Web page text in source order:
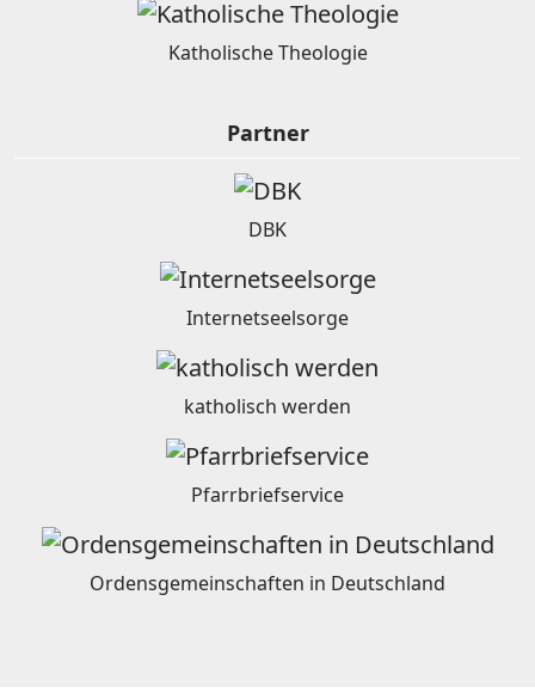
Katholische Theologie
Partner
DBK
Internetseelsorge
katholisch werden
Pfarrbriefservice
Ordensgemeinschaften in Deutschland